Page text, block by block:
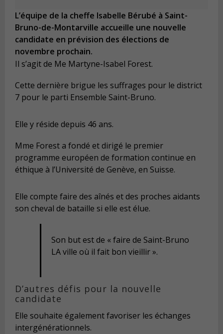
L’équipe de la cheffe Isabelle Bérubé à Saint-
Bruno-de-Montarville accueille une nouvelle
candidate en prévision des élections de
novembre prochain.
Il s’agit de Me Martyne-Isabel Forest.
Cette dernière brigue les suffrages pour le district
7 pour le parti Ensemble Saint-Bruno.
Elle y réside depuis 46 ans.
Mme Forest a fondé et dirigé le premier
programme européen de formation continue en
éthique à l’Université de Genève, en Suisse.
Elle compte faire des aînés et des proches aidants
son cheval de bataille si elle est élue.
Son but est de « faire de Saint-Bruno
LA ville où il fait bon vieillir ».
D’autres défis pour la nouvelle
candidate
Elle souhaite également favoriser les échanges
intergénérationnels.